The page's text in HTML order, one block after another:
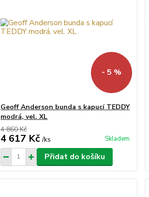
- 5 %
Geoff Anderson bunda s kapucí TEDDY
modrá, vel. XL
4 860 Kč
4 617 Kč /ks Skladem
Přidat do košíku